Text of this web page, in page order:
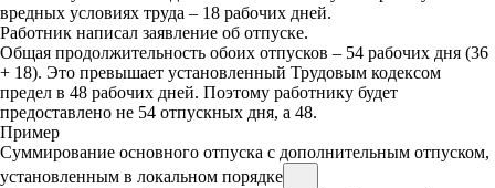
вредных условиях труда – 18 рабочих дней.
Работник написал заявление об отпуске.
Общая продолжительность обоих отпусков – 54 рабочих дня (36
+ 18). Это превышает установленный Трудовым кодексом
предел в 48 рабочих дней. Поэтому работнику будет
предоставлено не 54 отпускных дня, а 48.
Пример
Суммирование основного отпуска с дополнительным отпуском,
установленным в локальном порядке